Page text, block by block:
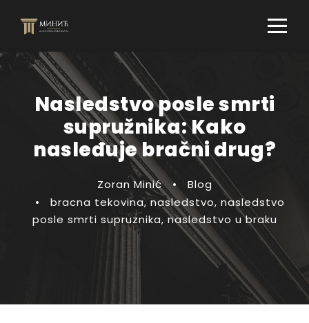
Nasledstvo posle smrti
supružnika: Kako
nasleđuje bračni drug?
Zoran Minić •
Blog
•
bracna tekovina, nasledstvo, nasledstvo
posle smrti supruznika, nasledstvo u braku